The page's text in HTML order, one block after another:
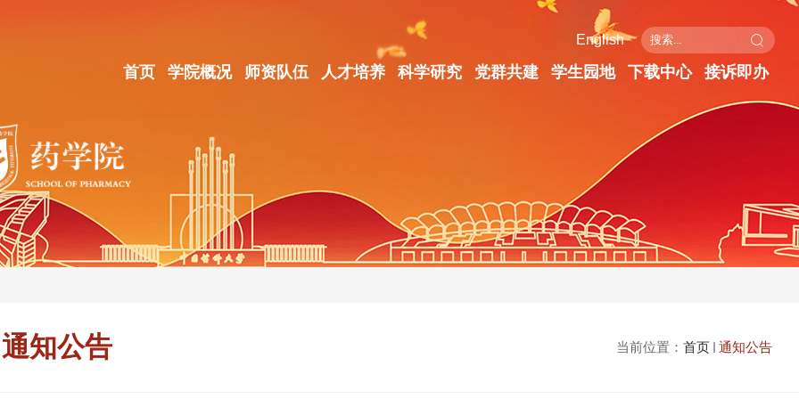
English
首页 学院概况 师资队伍 人才培养 科学研究 党群共建 学生园地 下载中心 接诉即办
当前位置： 首页 通知公告
通知公告